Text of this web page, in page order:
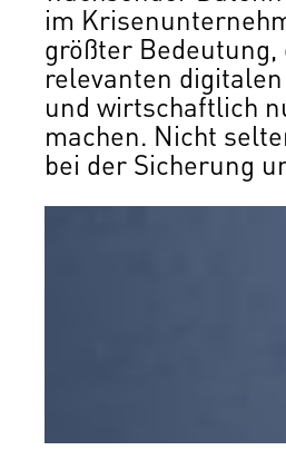
im
größter
relevanten
und wirtschaftlich
machen. Nicht
bei der Sicherung